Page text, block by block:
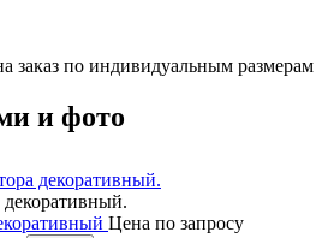
заказ по индивидуальным размерам
и фото
Цена по запросу